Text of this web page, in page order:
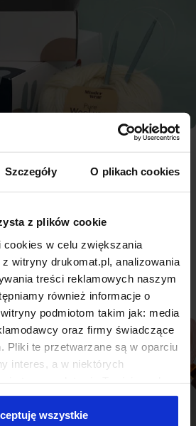
Szczegóły O plikach cookies
z plików cookie
w celu zwiększania
witryny drukomat.pl, analizowania
treści reklamowych naszym
również informacje o
podmiotom takim jak: media
oraz firmy świadczące
Pliki te przetwarzane są w oparciu
interes, a w niektórych
dostarczane i przetwarzane są
partnerów, z których listą
wszystkie
konkurencyjne
produkty